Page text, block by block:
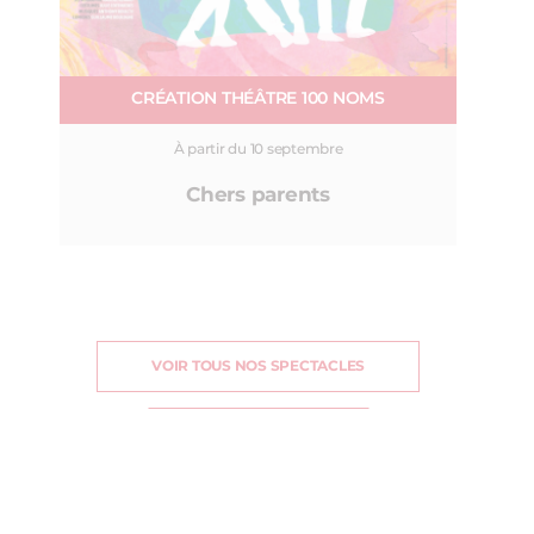
CRÉATION THÉÂTRE 100 NOMS
À partir du 10 septembre
Chers parents
VOIR TOUS NOS SPECTACLES